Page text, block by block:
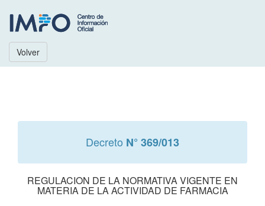
Volver
Decreto N° 369/013
REGULACION DE LA NORMATIVA VIGENTE EN
MATERIA DE LA ACTIVIDAD DE FARMACIA